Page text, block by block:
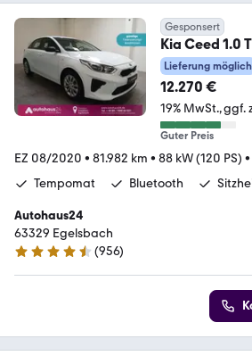
Gesponsert
Kia Ceed 1.0
Lieferung möglich
12.270 €
19% MwSt. ggf.
Guter Preis
EZ 08/2020 • 81.982 km • 88 kW (120 PS) •
Tempomat
Bluetooth
Autohaus24
63329 Egelsbach
4.3 Sterne
(956)